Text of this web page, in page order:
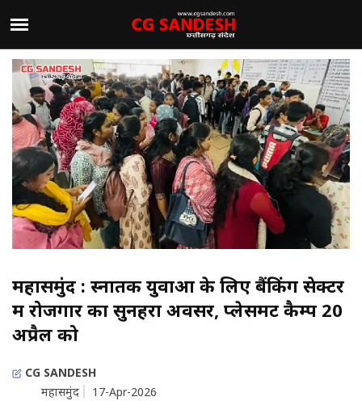
महासमुंद : स्नातक युवाओं के लिए बैंकिंग सेक्टर
में रोजगार का सुनहरा अवसर, प्लेसमेंट कैम्प 20
अप्रैल को
CG SANDESH
महासमुंद
17-Apr-2026